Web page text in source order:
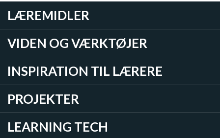
LÆREMIDLER
VIDEN OG VÆRKTØJER
INSPIRATION TIL LÆRERE
PROJEKTER
LEARNING TECH